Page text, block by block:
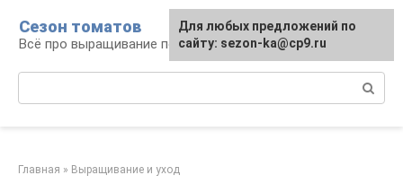
контенту
Сезон томатов
Всё про выращивание помидоров
Главная » Выращивание и уход
Для любых предложений по
сайту: sezon-ka@cp9.ru